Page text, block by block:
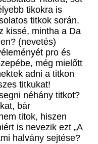
tikokra is
titkok során.
kissé, mintha a Da
(nevetés)
pro és
még mielőtt
adni a titkon
titkukat!
néhány titkot?
bár
titok, hiszen
is nevezik ezt „A
halvány sejtése?